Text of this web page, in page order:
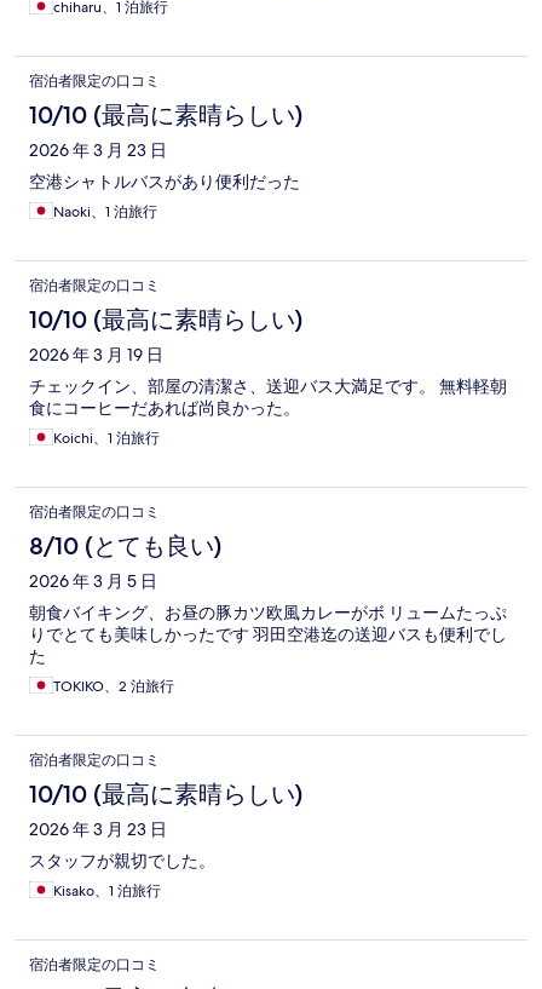
chiharu、1 泊旅行
宿泊者限定の口コミ
10/10 (最高に素晴らしい)
2026 年 3 月 23 日
空港シャトルバスがあり便利だった
Naoki、1 泊旅行
宿泊者限定の口コミ
10/10 (最高に素晴らしい)
2026 年 3 月 19 日
チェックイン、部屋の清潔さ、送迎バス大満足です。 無料軽朝
食にコーヒーだあれば尚良かった。
Koichi、1 泊旅行
宿泊者限定の口コミ
8/10 (とても良い)
2026 年 3 月 5 日
朝食バイキング、お昼の豚カツ欧風カレーがボ リュームたっぷ
りでとても美味しかったです 羽田空港迄の送迎バスも便利でし
た
TOKIKO、2 泊旅行
宿泊者限定の口コミ
10/10 (最高に素晴らしい)
2026 年 3 月 23 日
スタッフが親切でした。
Kisako、1 泊旅行
宿泊者限定の口コミ